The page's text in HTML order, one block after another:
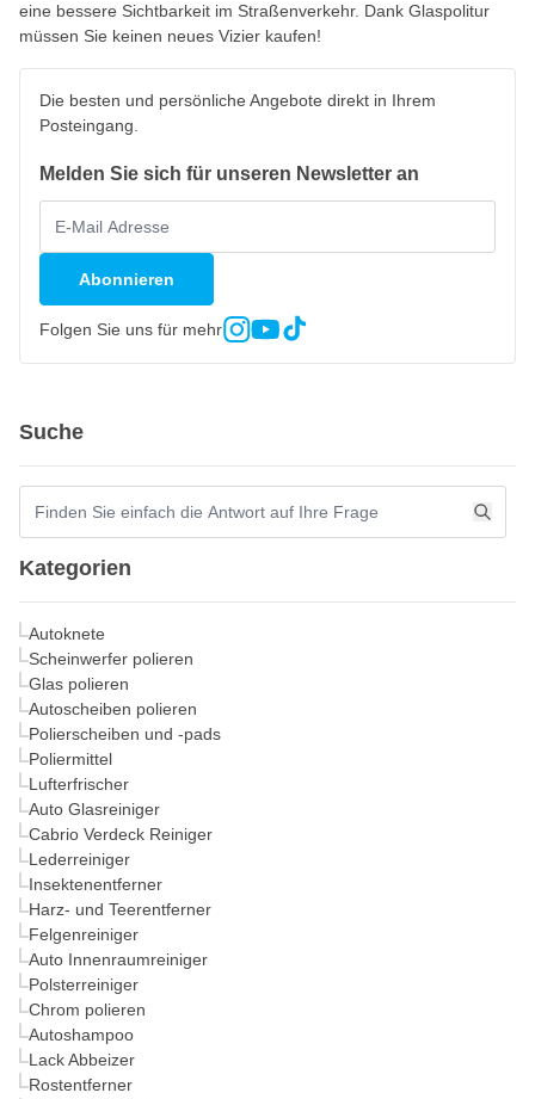
eine bessere Sichtbarkeit im Straßenverkehr. Dank Glaspolitur
müssen Sie keinen neues Vizier kaufen!
Die besten und persönliche Angebote direkt in Ihrem
Posteingang.
Melden Sie sich für unseren Newsletter an
Abonnieren
Folgen Sie uns für mehr
Suche
Kategorien
Autoknete
Scheinwerfer polieren
Glas polieren
Autoscheiben polieren
Polierscheiben und -pads
Poliermittel
Lufterfrischer
Auto Glasreiniger
Cabrio Verdeck Reiniger
Lederreiniger
Insektenentferner
Harz- und Teerentferner
Felgenreiniger
Auto Innenraumreiniger
Polsterreiniger
Chrom polieren
Autoshampoo
Lack Abbeizer
Rostentferner